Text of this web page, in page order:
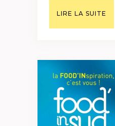
LIRE LA SUITE